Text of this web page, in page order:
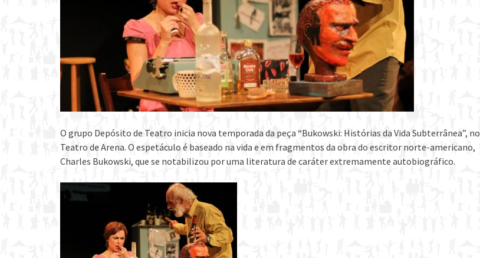
O grupo Depósito de Teatro inicia nova temporada da peça “Bukowski: Histórias da Vida Subterrânea”, no
Teatro de Arena. O espetáculo é baseado na vida e em fragmentos da obra do escritor norte-americano,
Charles Bukowski, que se notabilizou por uma literatura de caráter extremamente autobiográfico.